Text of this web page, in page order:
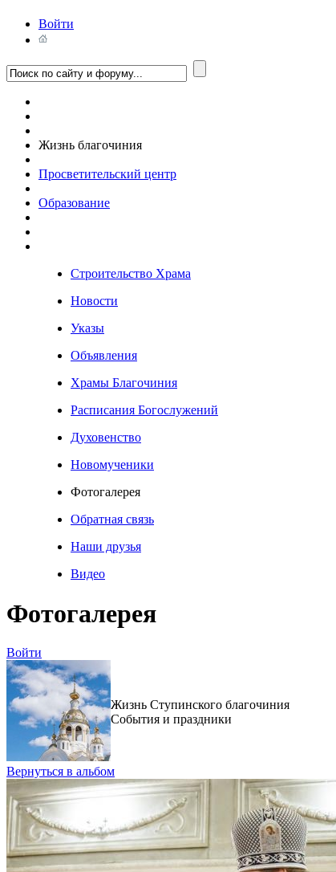
Войти
Жизнь благочиния
Просветительский центр
Образование
Строительство Храма
Новости
Указы
Объявления
Храмы Благочиния
Расписания Богослужений
Духовенство
Новомученики
Фотогалерея
Обратная связь
Наши друзья
Видео
Фотогалерея
Войти
Жизнь Ступинского благочиния
События и праздники
Вернуться в альбом